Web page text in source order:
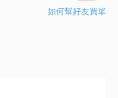
如何幫好友買單